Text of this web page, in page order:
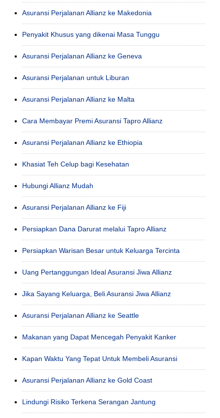
Asuransi Perjalanan Allianz ke Makedonia
Penyakit Khusus yang dikenai Masa Tunggu
Asuransi Perjalanan Allianz ke Geneva
Asuransi Perjalanan untuk Liburan
Asuransi Perjalanan Allianz ke Malta
Cara Membayar Premi Asuransi Tapro Allianz
Asuransi Perjalanan Allianz ke Ethiopia
Khasiat Teh Celup bagi Kesehatan
Hubungi Allianz Mudah
Asuransi Perjalanan Allianz ke Fiji
Persiapkan Dana Darurat melalui Tapro Allianz
Persiapkan Warisan Besar untuk Keluarga Tercinta
Uang Pertanggungan Ideal Asuransi Jiwa Allianz
Jika Sayang Keluarga, Beli Asuransi Jiwa Allianz
Asuransi Perjalanan Allianz ke Seattle
Makanan yang Dapat Mencegah Penyakit Kanker
Kapan Waktu Yang Tepat Untuk Membeli Asuransi
Asuransi Perjalanan Allianz ke Gold Coast
Lindungi Risiko Terkena Serangan Jantung